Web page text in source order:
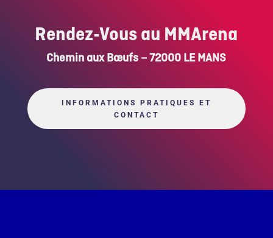
Rendez-Vous au MMArena
Chemin aux Bœufs – 72000 LE MANS
INFORMATIONS PRATIQUES ET
CONTACT